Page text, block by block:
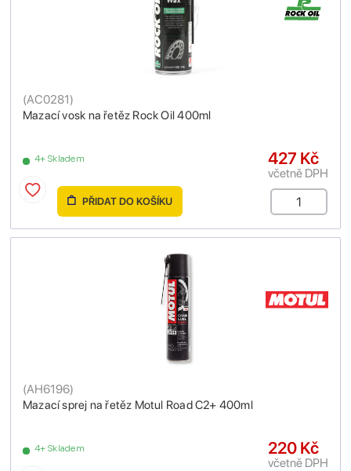
Mazací vosk na řetěz Rock Oil 400ml
(AC0281)
4+ Skladem 427 Kč
včetně DPH
PŘIDAT DO KOŠÍKU
Mazací sprej na řetěz Motul Road C2+ 400ml
(AH6196)
4+ Skladem 220 Kč
včetně DPH